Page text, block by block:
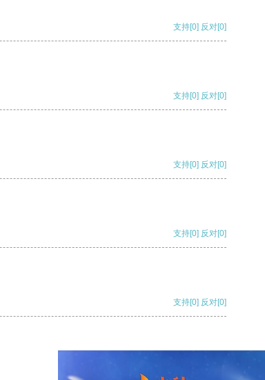
支持[0] 反对[0]
支持[0] 反对[0]
支持[0] 反对[0]
支持[0] 反对[0]
支持[0] 反对[0]